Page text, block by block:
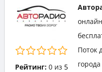
Рейтинг: 0из 5
Поток
города